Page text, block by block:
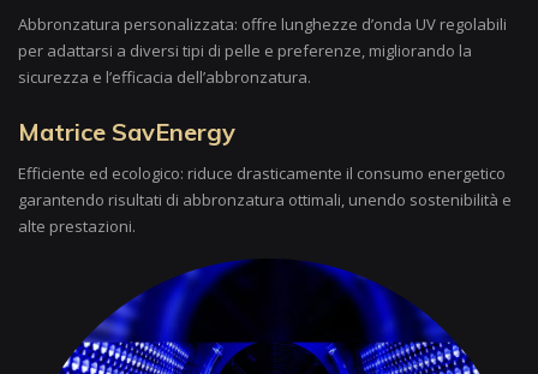
Abbronzatura personalizzata: offre lunghezze d’onda UV regolabili
per adattarsi a diversi tipi di pelle e preferenze, migliorando la
sicurezza e l’efficacia dell’abbronzatura.
Matrice SavEnergy
Efficiente ed ecologico: riduce drasticamente il consumo energetico
garantendo risultati di abbronzatura ottimali, unendo sostenibilità e
alte prestazioni.